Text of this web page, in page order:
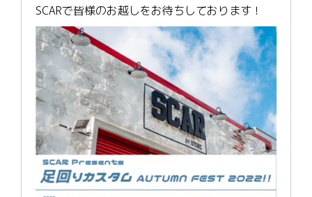
SCARで皆様のお越しをお待ちしております！